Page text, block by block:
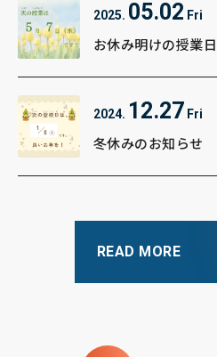
2025. 05.02 Fri
お休み明けの授業日
2024. 12.27 Fri
冬休みのお知らせ
READ MORE